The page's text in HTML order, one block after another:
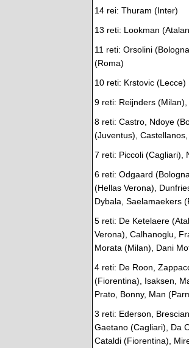
14 rei: Thuram (Inter)
13 reti: Lookman
11 reti: Orsolini
(Roma)
10 reti: Krstovic (Lecce)
9 reti: Reijnders
8 reti: Castro, Ndoye
(Juventus),
7 reti: Piccoli (Cagliari),
6 reti: Odgaard
(Hellas Verona),
Dybala, Saelamaekers
5 reti: De Ketelaere
Verona), Calhanoglu,
Morata (Milan), Dani
4 reti: De Roon,
(Fiorentina), Isaksen,
Prato, Bonny, Man
3 reti: Ederson,
Gaetano (Cagliari), Da
Cataldi (Fiorentina),